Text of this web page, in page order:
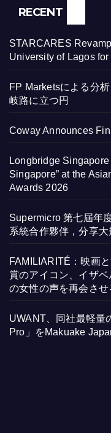
RECENT
STARCARES
University of Lagos
FP Marketsによる分
岐路に立つ円
Coway Announces
Longbridge
Singapore” at the
Awards 2026
Supermicro 第七屆年
系統合作夥伴，分享
FAMILIARITÉ：映画
賞のアイコン、イザ
の女性の声を再会さ
UWANT、同社最軽量
Pro」をMakuake